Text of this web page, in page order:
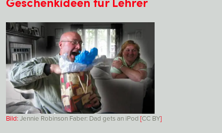
Bild:Jennie Robinson Faber: Dad gets an iPod [CC BY]